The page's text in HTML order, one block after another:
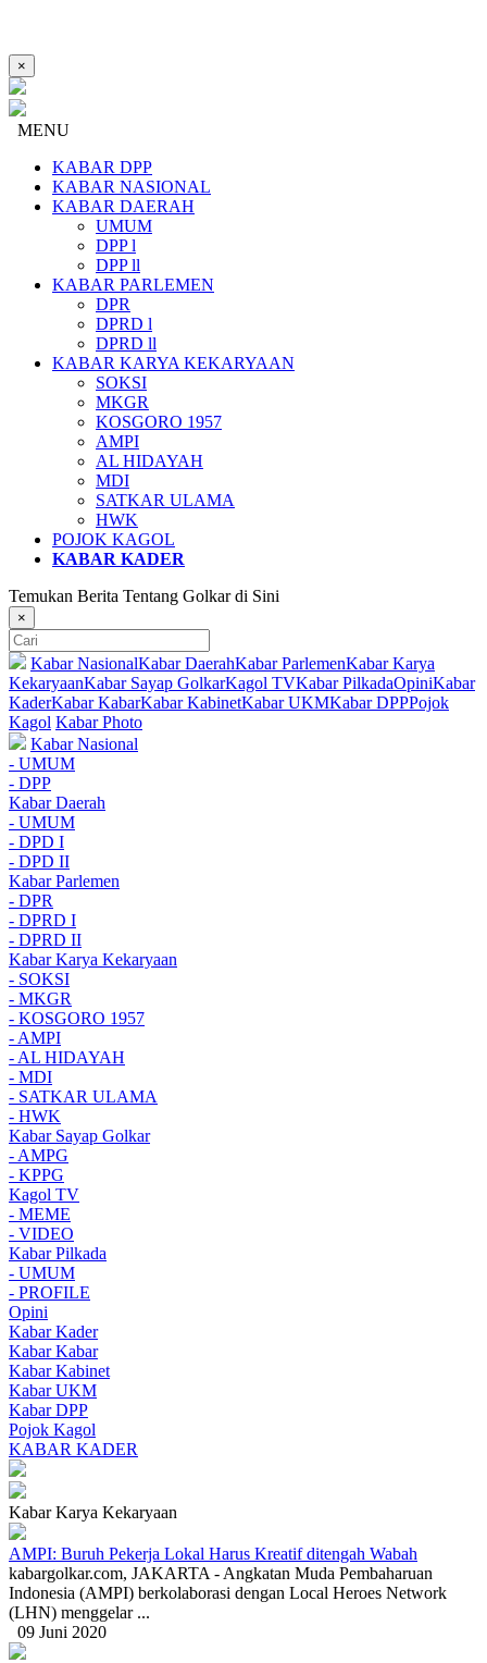
×
MENU
KABAR DPP
KABAR NASIONAL
KABAR DAERAH
UMUM
DPP l
DPP ll
KABAR PARLEMEN
DPR
DPRD l
DPRD ll
KABAR KARYA KEKARYAAN
SOKSI
MKGR
KOSGORO 1957
AMPI
AL HIDAYAH
MDI
SATKAR ULAMA
HWK
POJOK KAGOL
KABAR KADER
Temukan Berita Tentang Golkar di Sini
×
Kabar NasionalKabar DaerahKabar ParlemenKabar Karya
KekaryaanKabar Sayap GolkarKagol TVKabar PilkadaOpiniKabar
KaderKabar KabarKabar KabinetKabar UKMKabar DPPPojok
Kagol Kabar Photo
Kabar Nasional
- UMUM
- DPP
Kabar Daerah
- UMUM
- DPD I
- DPD II
Kabar Parlemen
- DPR
- DPRD I
- DPRD II
Kabar Karya Kekaryaan
- SOKSI
- MKGR
- KOSGORO 1957
- AMPI
- AL HIDAYAH
- MDI
- SATKAR ULAMA
- HWK
Kabar Sayap Golkar
- AMPG
- KPPG
Kagol TV
- MEME
- VIDEO
Kabar Pilkada
- UMUM
- PROFILE
Opini
Kabar Kader
Kabar Kabar
Kabar Kabinet
Kabar UKM
Kabar DPP
Pojok Kagol
KABAR KADER
Kabar Karya Kekaryaan
AMPI: Buruh Pekerja Lokal Harus Kreatif ditengah Wabah
kabargolkar.com, JAKARTA - Angkatan Muda Pembaharuan
Indonesia (AMPI) berkolaborasi dengan Local Heroes Network
(LHN) menggelar ...
09 Juni 2020